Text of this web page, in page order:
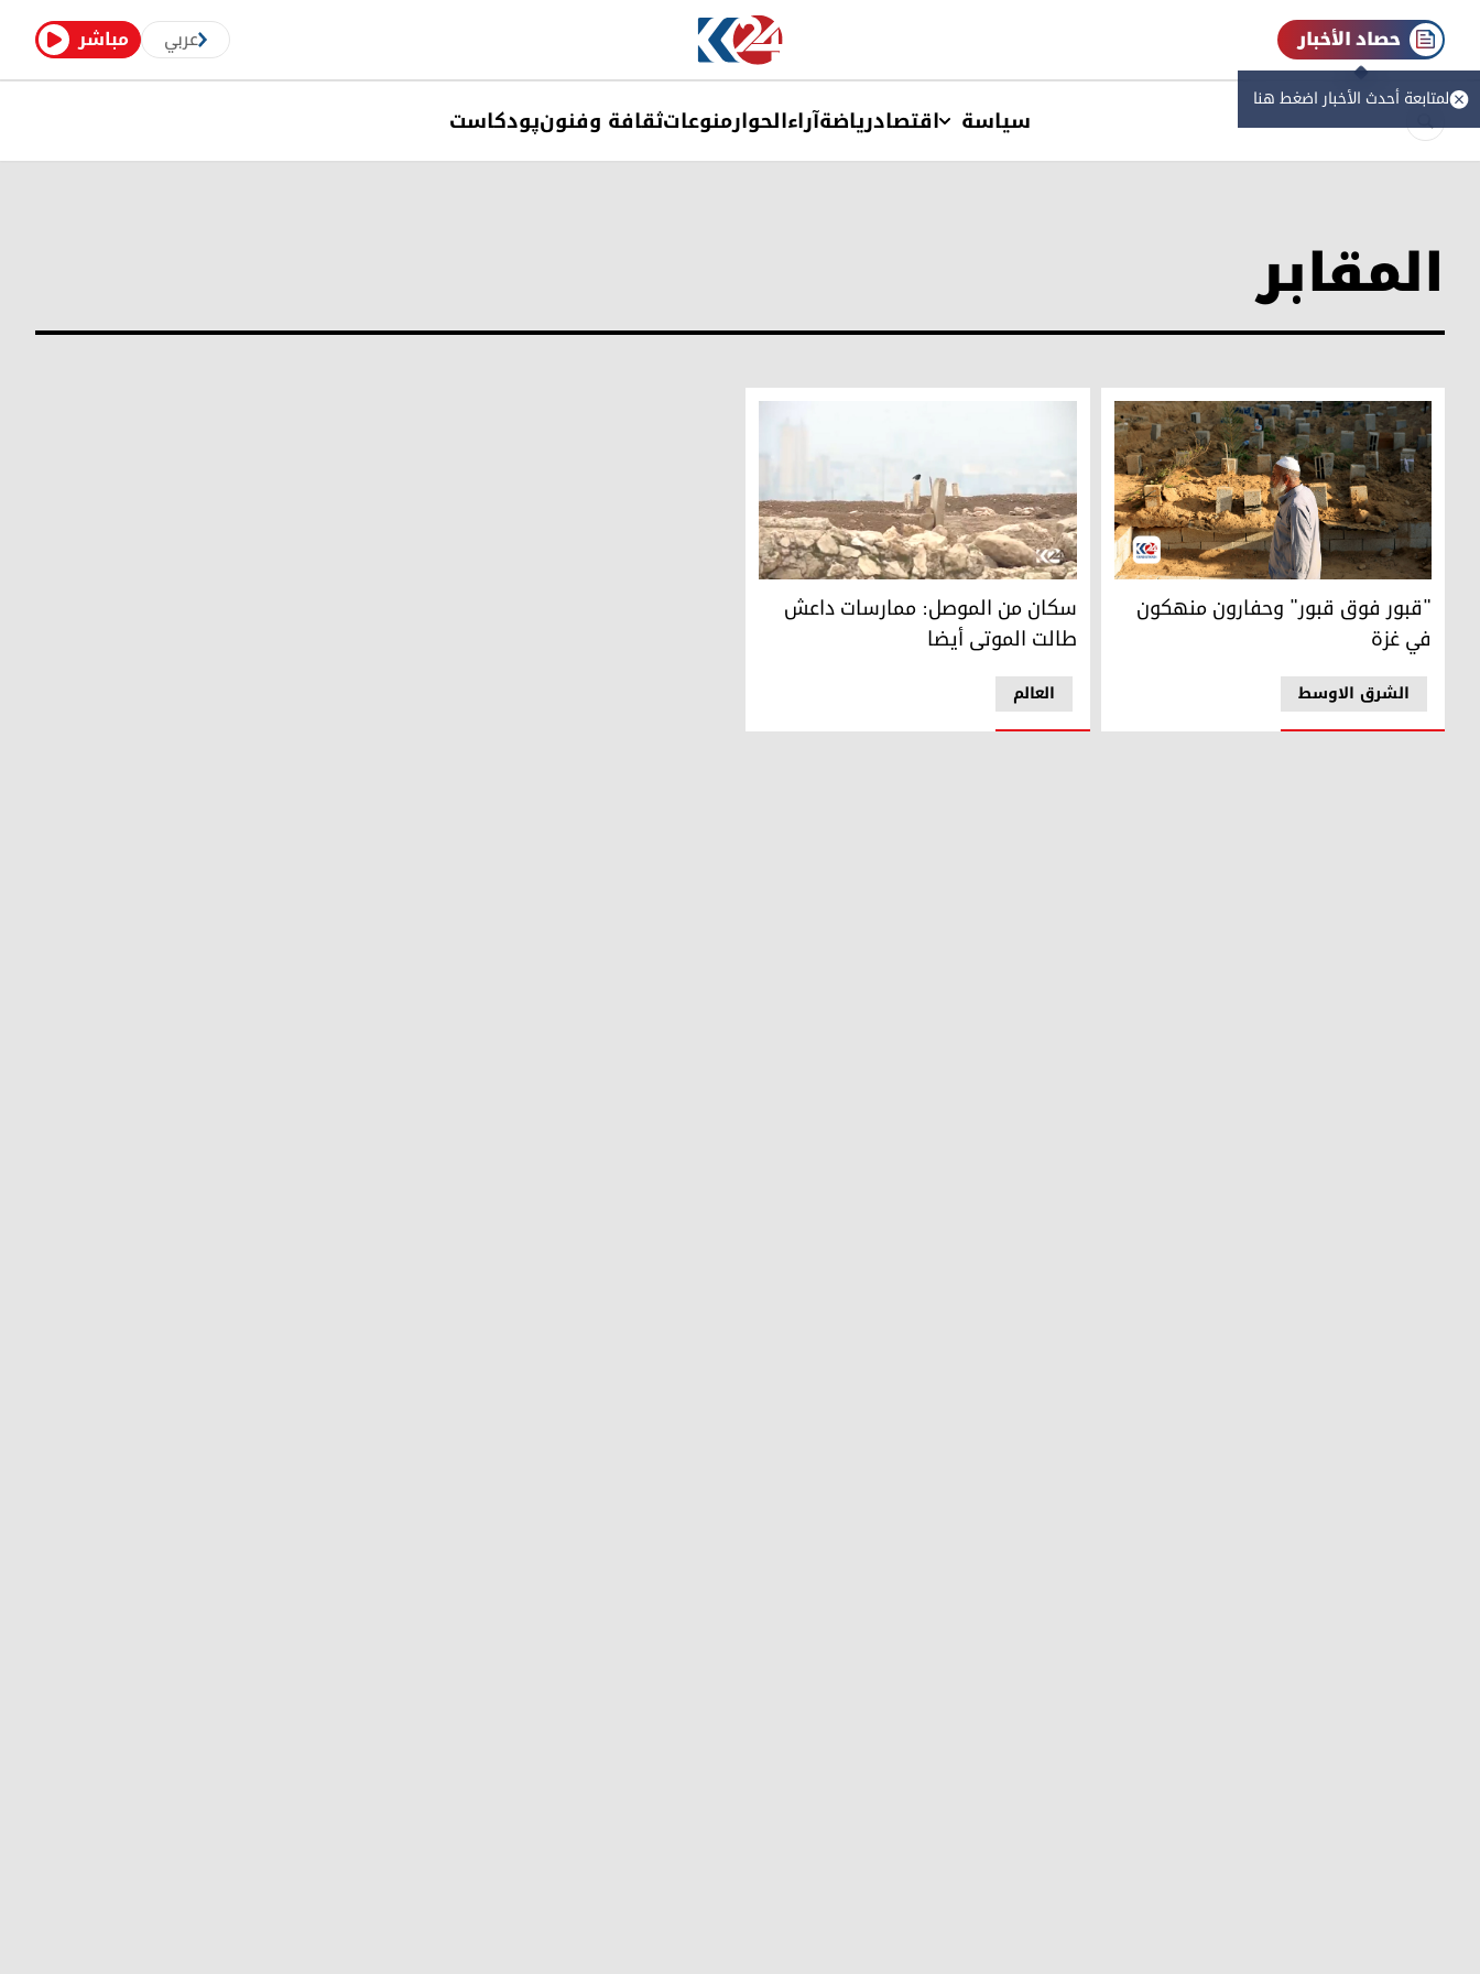
مباشر عربي حصاد الأخبار
لمتابعة أحدث الأخبار اضغط هنا
سیاسة اقتصادریاضةآراءالحوارمنوعاتثقافة وفنونپودکاست
المقابر
"قبور فوق قبور" وحفارون منهكون في غزة
الشرق الاوسط
"قبور فوق قبور" وحفارون منهكون
في غزة
سكان من الموصل: ممارسات داعش طالت الموتى أيضا
العالم
سكان من الموصل: ممارسات داعش
طالت الموتى أيضا